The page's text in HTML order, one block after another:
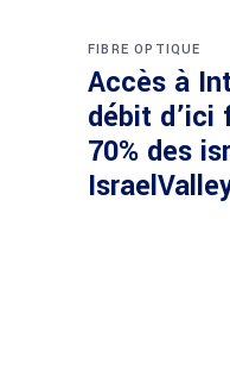
FIBRE OPTIQUE
Accès à
débit d’ici
70% des